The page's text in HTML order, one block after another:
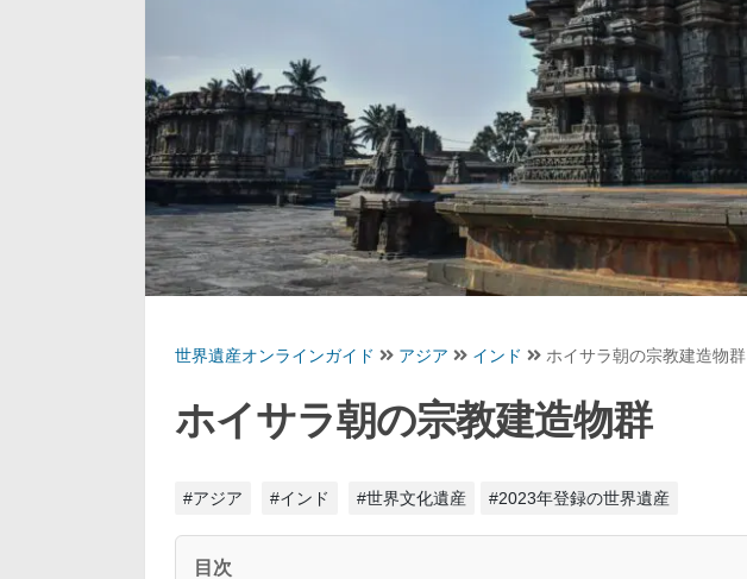
世界遺産オンラインガイド アジア インド ホイサラ朝の宗教建造物群
ホイサラ朝の宗教建造物群
#アジア #インド #世界文化遺産 #2023年登録の世界遺産
目次